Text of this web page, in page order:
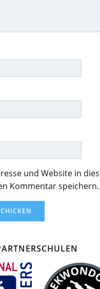
und Website in
Kommentar speichern.